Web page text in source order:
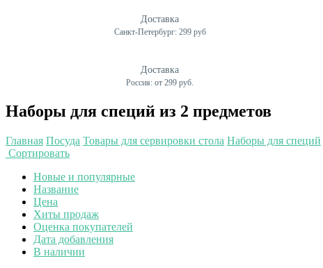
Доставка
Санкт-Петербург: 299 руб
Доставка
Россия: от 299 руб.
Наборы для специй из 2 предметов
Главная Посуда Товары для сервировки стола Наборы для специй
Сортировать
Новые и популярные
Название
Цена
Хиты продаж
Оценка покупателей
Дата добавления
В наличии